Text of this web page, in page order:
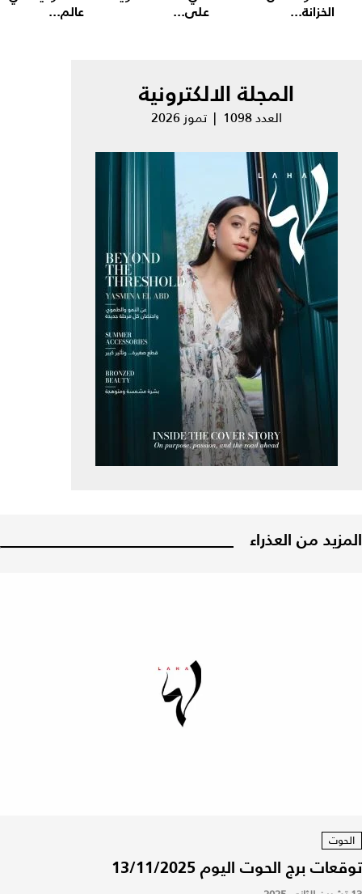
الخزانة... على... عالم...
المجلة الالكترونية
العدد 1098 | تموز 2026
المزيد من العذراء
الحوت
توقعات برج الحوت اليوم 13/11/2025